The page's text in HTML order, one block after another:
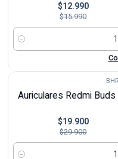
$12.990
$15.990
Cantidad
Auriculares Redmi
$19.900
$29.900